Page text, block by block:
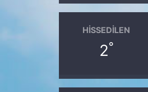
HISSEDILEN
2°